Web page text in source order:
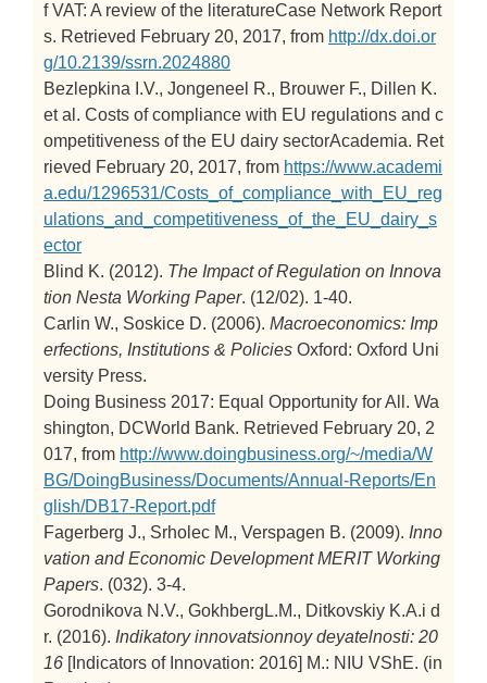
f VAT: A review of the literatureCase Network Report
s. Retrieved February 20, 2017, from http://dx.doi.or
g/10.2139/ssrn.2024880
Bezlepkina I.V., Jongeneel R., Brouwer F., Dillen K.
et al. Costs of compliance with EU regulations and c
ompetitiveness of the EU dairy sectorAcademia. Ret
rieved February 20, 2017, from https://www.academi
a.edu/1296531/Costs_of_compliance_with_EU_reg
ulations_and_competitiveness_of_the_EU_dairy_s
ector
Blind K. (2012). The Impact of Regulation on Innova
tion Nesta Working Paper. (12/02). 1-40.
Carlin W., Soskice D. (2006). Macroeconomics: Imp
erfections, Institutions & Policies Oxford: Oxford Uni
versity Press.
Doing Business 2017: Equal Opportunity for All. Wa
shington, DCWorld Bank. Retrieved February 20, 2
017, from http://www.doingbusiness.org/~/media/W
BG/DoingBusiness/Documents/Annual-Reports/En
glish/DB17-Report.pdf
Fagerberg J., Srholec M., Verspagen B. (2009). Inno
vation and Economic Development MERIT Working
Papers. (032). 3-4.
Gorodnikova N.V., GokhbergL.M., Ditkovskiy K.A.i d
r. (2016). Indikatory innovatsionnoy deyatelnosti: 20
16 [Indicators of Innovation: 2016] M.: NIU VShE. (in